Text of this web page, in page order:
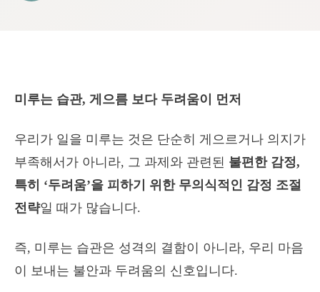
미루는 습관, 게으름 보다 두려움이 먼저
우리가 일을 미루는 것은 단순히 게으르거나 의지가
부족해서가 아니라, 그 과제와 관련된 불편한 감정,
특히 ‘두려움’을 피하기 위한 무의식적인 감정 조절
전략일 때가 많습니다.
즉, 미루는 습관은 성격의 결함이 아니라, 우리 마음
이 보내는 불안과 두려움의 신호입니다.